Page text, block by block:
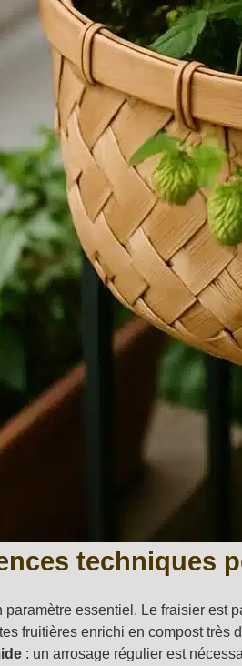
techniques
paramètre essentiel. Le fraisier est
fruitières enrichi en compost très
: un arrosage régulier est